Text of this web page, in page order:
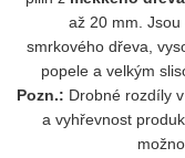
až 20 mm.
smrkového dřeva,
popele a velkým
Pozn.: Drobné rozdíly
a vyhřevnost